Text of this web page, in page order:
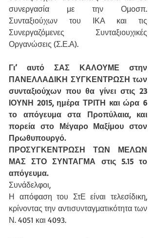
συνεργασία με την Ομοσπ.
Συνταξιούχων του ΙΚΑ και τις
Συνεργαζόμενες Συνταξιουχικές
Οργανώσεις (Σ.Ε.Α).
Γι’ αυτό ΣΑΣ ΚΑΛΟΥΜΕ στην
ΠΑΝΕΛΛΑΔΙΚΗ ΣΥΓΚΕΝΤΡΩΣΗ των
συνταξιούχων που θα γίνει στις 23
ΙΟΥΝΗ 2015, ημέρα ΤΡΙΤΗ και ώρα 6
το απόγευμα στα Προπύλαια, και
πορεία στο Μέγαρο Μαξίμου στον
Πρωθυπουργό.
ΠΡΟΣΥΓΚΕΝΤΡΩΣΗ ΤΩΝ ΜΕΛΩΝ
ΜΑΣ ΣΤΟ ΣΥΝΤΑΓΜΑ στις 5.15 το
απόγευμα.
Συνάδελφοι,
Η απόφαση του ΣτΕ είναι τελεσίδικη,
κρίνοντας την αντισυνταγματικότητα των
Ν. 4051 και 4093.